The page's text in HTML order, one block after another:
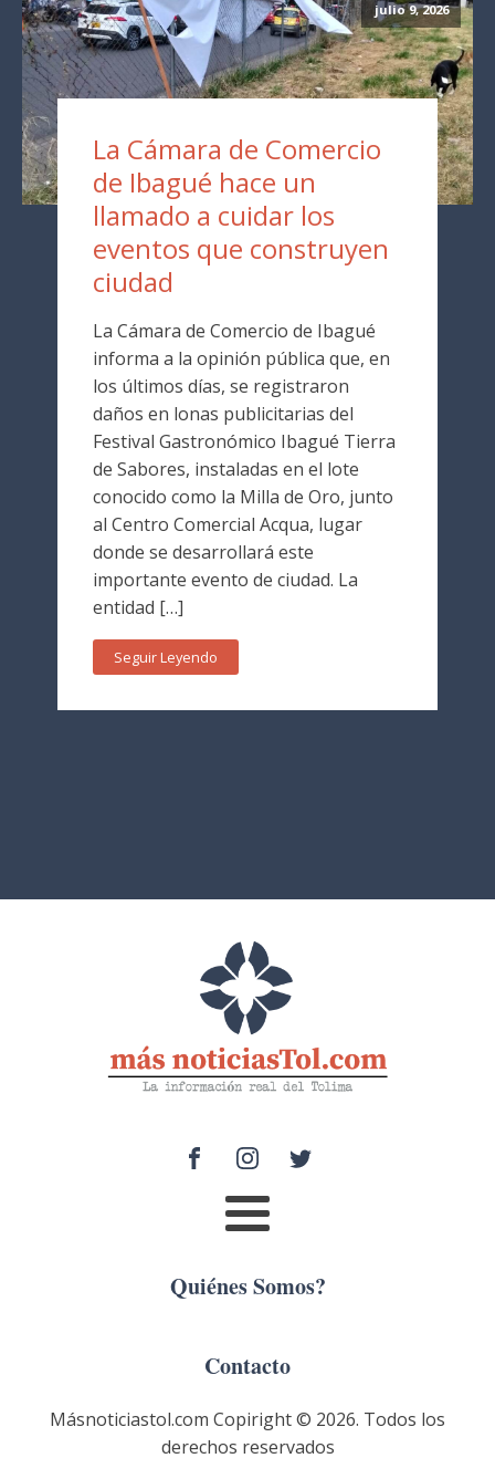
julio 9, 2026
La Cámara de Comercio
de Ibagué hace un
llamado a cuidar los
eventos que construyen
ciudad
La Cámara de Comercio de Ibagué
informa a la opinión pública que, en
los últimos días, se registraron
daños en lonas publicitarias del
Festival Gastronómico Ibagué Tierra
de Sabores, instaladas en el lote
conocido como la Milla de Oro, junto
al Centro Comercial Acqua, lugar
donde se desarrollará este
importante evento de ciudad. La
entidad […]
Seguir Leyendo
Quiénes Somos?
Contacto
Másnoticiastol.com Copiright © 2026. Todos los
derechos reservados